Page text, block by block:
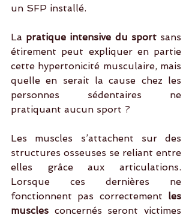
un SFP installé.
La pratique intensive du sport sans
étirement peut expliquer en partie
cette hypertonicité musculaire, mais
quelle en serait la cause chez les
personnes sédentaires ne
pratiquant aucun sport ?
Les muscles s’attachent sur des
structures osseuses se reliant entre
elles grâce aux articulations.
Lorsque ces dernières ne
fonctionnent pas correctement les
muscles concernés seront victimes